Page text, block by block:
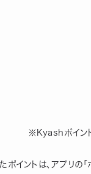
　　※Kyashポイン
ントは、アプリの「